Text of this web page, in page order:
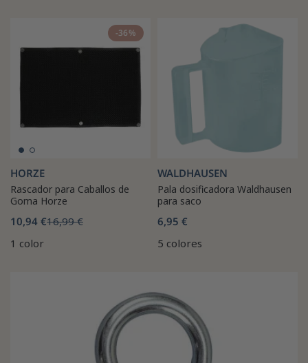
-36%
HORZE
Rascador para Caballos de
Goma Horze
10,94 €16,99 €
1 color
WALDHAUSEN
Pala dosificadora Waldhausen
para saco
6,95 €
5 colores